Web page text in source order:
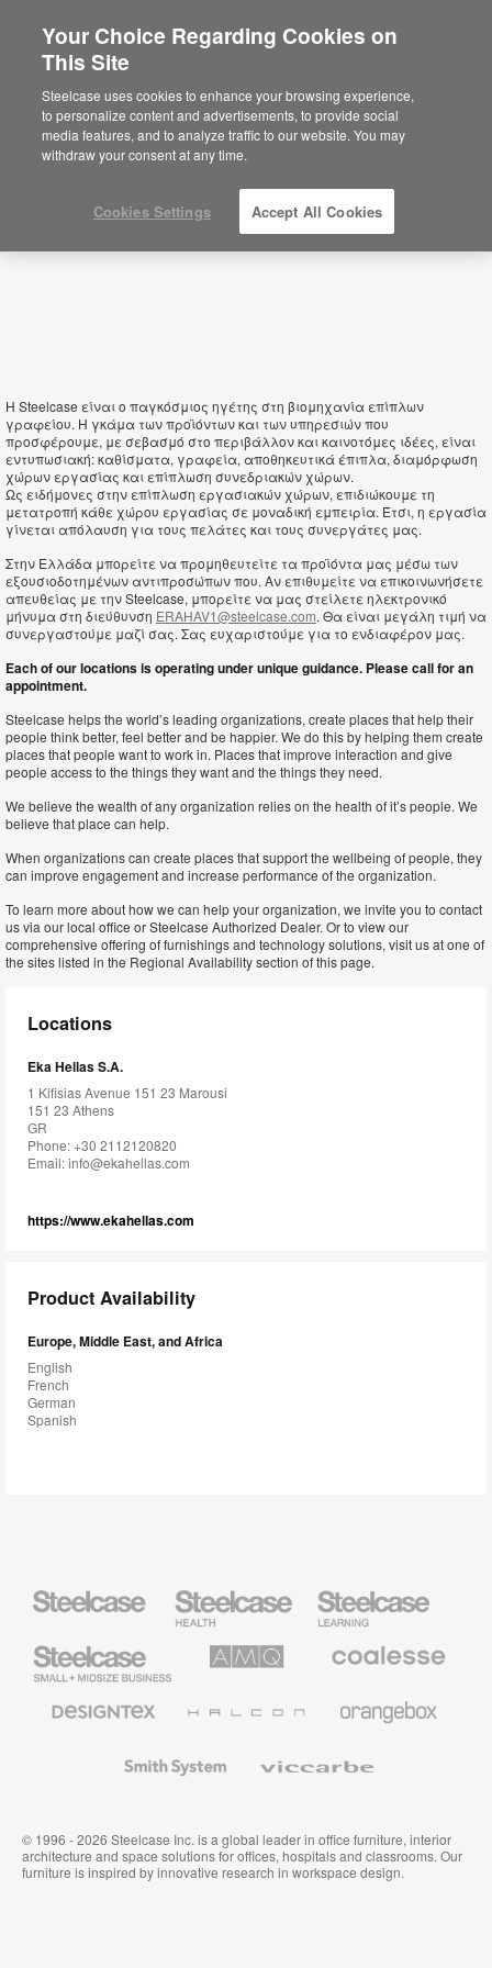
Sie befinden sich aktuell auf der
nordamerikanischen Website.Klicken Sie
hier, um zurück auf die deutsche Website zu
gelangen.
Greece
Η Steelcase είναι ο παγκόσμιος ηγέτης στη βιομηχανία επίπλων
γραφείου. Η γκάμα των προϊόντων και των υπηρεσιών που
προσφέρουμε, με σεβασμό στο περιβάλλον και καινοτόμες ιδέες, είναι
εντυπωσιακή: καθίσματα, γραφεία, αποθηκευτικά έπιπλα, διαμόρφωση
χώρων εργασίας και επίπλωση συνεδριακών χώρων.
Ως ειδήμονες στην επίπλωση εργασιακών χώρων, επιδιώκουμε τη
μετατροπή κάθε χώρου εργασίας σε μοναδική εμπειρία. Έτσι, η εργασία
γίνεται απόλαυση για τους πελάτες και τους συνεργάτες μας.
Στην Ελλάδα μπορείτε να προμηθευτείτε τα προϊόντα μας μέσω των
εξουσιοδοτημένων αντιπροσώπων που. Αν επιθυμείτε να επικοινωνήσετε
απευθείας με την Steelcase, μπορείτε να μας στείλετε ηλεκτρονικό
μήνυμα στη διεύθυνση ERAHAV1@steelcase.com. Θα είναι μεγάλη τιμή να
συνεργαστούμε μαζί σας. Σας ευχαριστούμε για το ενδιαφέρον μας.
Each of our locations is operating under unique guidance. Please call for an
appointment.
Steelcase helps the world’s leading organizations, create places that help their
people think better, feel better and be happier. We do this by helping them create
places that people want to work in. Places that improve interaction and give
people access to the things they want and the things they need.
We believe the wealth of any organization relies on the health of it’s people. We
believe that place can help.
When organizations can create places that support the wellbeing of people, they
can improve engagement and increase performance of the organization.
To learn more about how we can help your organization, we invite you to contact
us via our local office or Steelcase Authorized Dealer. Or to view our
comprehensive offering of furnishings and technology solutions, visit us at one of
the sites listed in the Regional Availability section of this page.
Locations
Eka Hellas S.A.
1 Kifisias Avenue 151 23 Marousi
151 23 Athens
GR
Phone: +30 2112120820
Email:info@ekahellas.com
https://www.ekahellas.com
Product Availability
Europe, Middle East, and Africa
English
French
German
Spanish
Health
Furniture
Education
Furniture
Small
Business
Solutions
Premium
Textiles
System
© 1996 - 2026 Steelcase Inc. is a global leader in office furniture, interior
architecture and space solutions for offices, hospitals and classrooms. Our
furniture is inspired by innovative research in workspace design.
Your Choice Regarding Cookies on
This Site
Steelcase uses cookies to enhance your browsing experience,
to personalize content and advertisements, to provide social
media features, and to analyze traffic to our website. You may
withdraw your consent at any time.
Cookies Settings Accept All Cookies